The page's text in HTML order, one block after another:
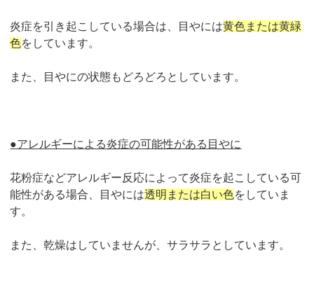
炎症を引き起こしている場合は、目やには黄色または黄緑
色をしています。
また、目やにの状態もどろどろとしています。
●アレルギーによる炎症の可能性がある目やに
花粉症などアレルギー反応によって炎症を起こしている可
能性がある場合、目やには透明または白い色をしていま
す。
また、乾燥はしていませんが、サラサラとしています。